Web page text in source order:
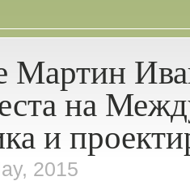
Мартин
на
и
2015